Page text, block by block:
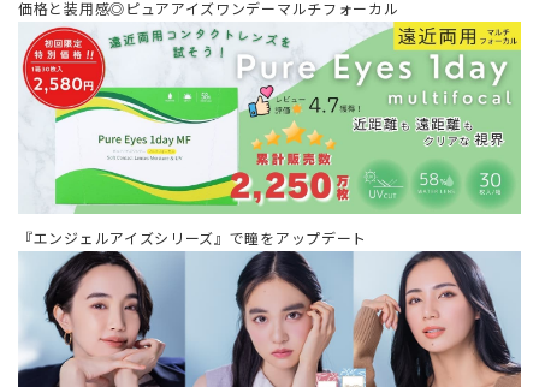
価格と装用感◎ピュアアイズワンデーマルチフォーカル
『エンジェルアイズシリーズ』で瞳をアップデート